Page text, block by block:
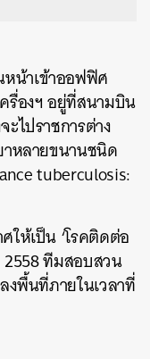
น้าเข้าออฟฟิศ
รื่องฯ อยู่ที่สนามบิน
ไปราชการต่าง
หลายขนานชนิด
tuberculosis:
ให้เป็น ‘โรคติดต่อ
ทีมสอบสวน
งพื้นที่ภายในเวลาที่